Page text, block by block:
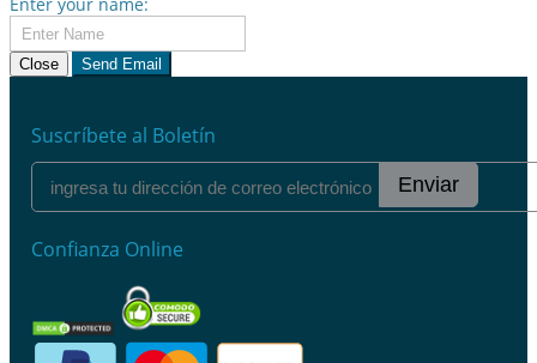
Close Send Email
Suscríbete al Boletín
Enviar
Confianza Online